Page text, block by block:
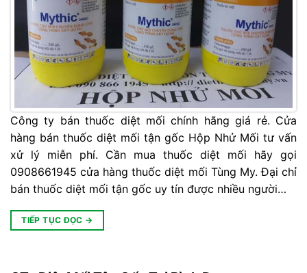
Công ty bán thuốc diệt mối chính hãng giá rẻ. Cửa
hàng bán thuốc diệt mối tận gốc Hộp Nhử Mối tư vấn
xử lý miễn phí. Cần mua thuốc diệt mối hãy gọi
0908661945 cửa hàng thuốc diệt mối Tùng My. Đại chỉ
bán thuốc diệt mối tận gốc uy tín được nhiều người…
TIẾP TỤC ĐỌC →